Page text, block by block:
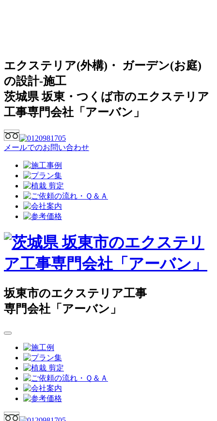
エクステリア(外構)・ ガーデン(お庭)
の設計-施工
茨城県 坂東・つくば市のエクステリア
工事専門会社「アーバン」
メールでのお問い合わせ
坂東市のエクステリア工事
専門会社「アーバン」